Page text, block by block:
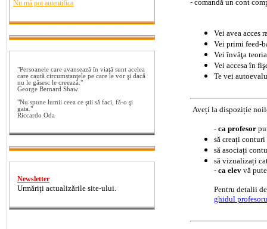
Nu mă pot autentifica
"Persoanele care avansează în viaţă sunt acelea
care caută circumstanţele pe care le vor şi dacă
nu le găsesc le creează."
George Bernard Shaw
"Nu spune lumii ceea ce ştii să faci, fă-o şi
gata."
Riccardo Oda
Newsletter
Urmăriți actualizările site-ului.
- comandă un cont
Vei avea acces
Vei primi feed-
Vei învăţa
Vei accesa în
Te vei
Aveți la dispoziție
- ca profesor
să creați
să asociați
să vizualizați
- ca elev vă
Pentru detalii
ghidul